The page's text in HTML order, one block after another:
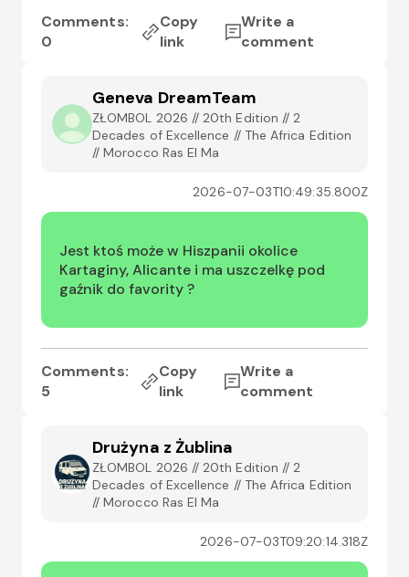
Comments:
0
Copy
link
Write a
comment
Geneva DreamTeam
ZŁOMBOL 2026 // 20th Edition // 2
Decades of Excellence // The Africa Edition
// Morocco Ras El Ma
2026-07-03T10:49:35.800Z
Jest ktoś może w Hiszpanii okolice
Kartaginy, Alicante i ma uszczelkę pod
gaźnik do favority ?
Comments:
5
Copy
link
Write a
comment
Drużyna z Żublina
ZŁOMBOL 2026 // 20th Edition // 2
Decades of Excellence // The Africa Edition
// Morocco Ras El Ma
2026-07-03T09:20:14.318Z